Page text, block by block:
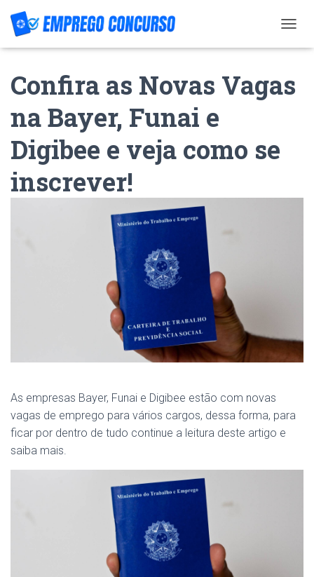
O
L
Confira as Novas Vagas
na Bayer, Funai e
Digibee e veja como se
inscrever!
As empresas Bayer, Funai e Digibee estão com novas
vagas de emprego para vários cargos, dessa forma, para
ficar por dentro de tudo continue a leitura deste artigo e
saiba mais.